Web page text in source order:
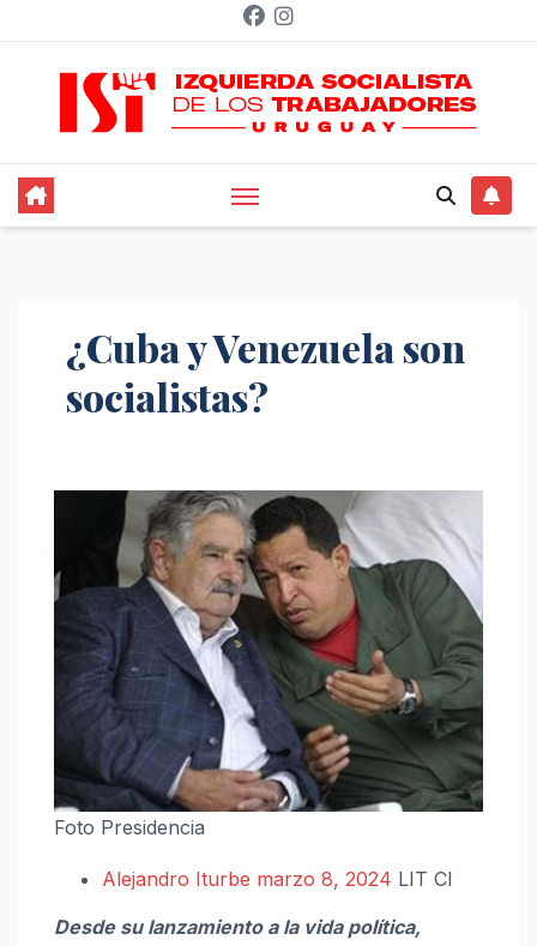
contenido
¿Cuba y Venezuela son
socialistas?
Foto Presidencia
Alejandro Iturbe marzo 8, 2024 LIT CI
Desde su lanzamiento a la vida política,